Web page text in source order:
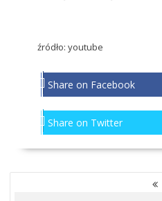
źródło: youtube
Share on Facebook
Share on Twitter
NAWIGACJA